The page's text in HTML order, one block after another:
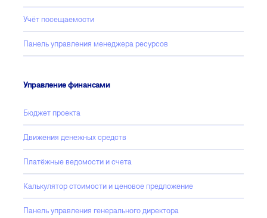
Учёт посещаемости
Панель управления менеджера ресурсов
Управление финансами
Бюджет проекта
Движения денежных средств
Платёжные ведомости и счета
Калькулятор стоимости и ценовое предложение
Панель управления генерального директора